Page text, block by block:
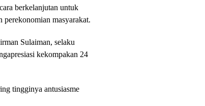
berkelanjutan untuk
masyarakat.
Sulaiman, selaku
kekompakan 24
tingginya antusiasme